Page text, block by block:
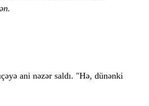
ani nəzər saldı. "Hə, dünənki